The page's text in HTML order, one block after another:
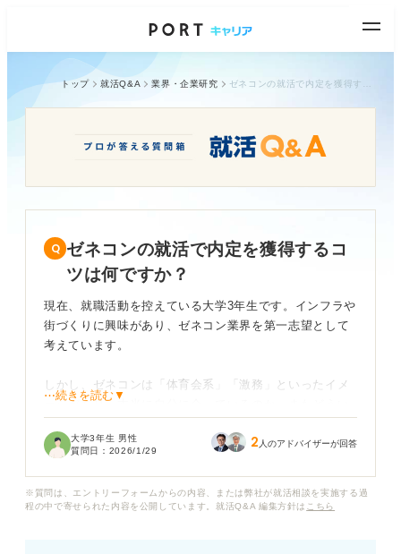
トップ 就活Q&A 業界・企業研究
ゼネコンの就活で内定を獲得するコ
ツは何ですか？
現在、就職活動を控えている大学3年生です。インフラや
街づくりに興味があり、ゼネコン業界を第一志望として
考えています。
しかし、ゼネコンは「体育会系」「激務」といったイメ
ージがあり、本当に自分に合っているのか、またどうい
じています。
か？ また、総合職の面接では、どのような強みや志望動
⋯続きを読む▼
大学3年生 男性
質問日： 2026/1/29 2 人のアドバイザーが回答
※質問は、エントリーフォームからの内容、または弊社が就活相談を実施する過
程の中で寄せられた内容を公開しています。就活Q&A 編集方針は こちら